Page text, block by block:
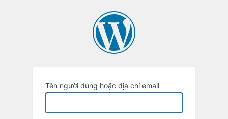
Tên người dùng hoặc địa chỉ email